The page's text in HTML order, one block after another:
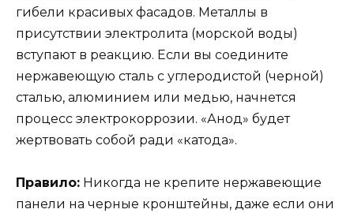
гибели красивых фасадов. Металлы в
присутствии электролита (морской воды)
вступают в реакцию. Если вы соедините
нержавеющую сталь с углеродистой (черной)
сталью, алюминием или медью, начнется
процесс электрокоррозии. «Анод» будет
жертвовать собой ради «катода».
Правило: Никогда не крепите нержавеющие
панели на черные кронштейны, даже если они